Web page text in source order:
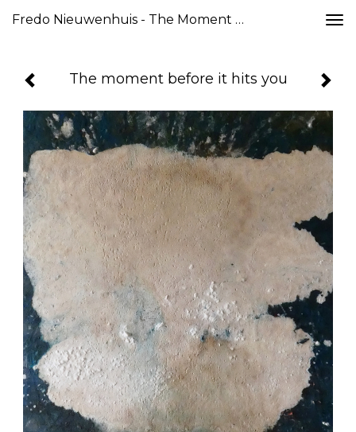
Fredo Nieuwenhuis - The Moment Before It Hits You
The moment before it hits you